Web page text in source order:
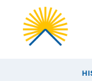
Przejdź
treści